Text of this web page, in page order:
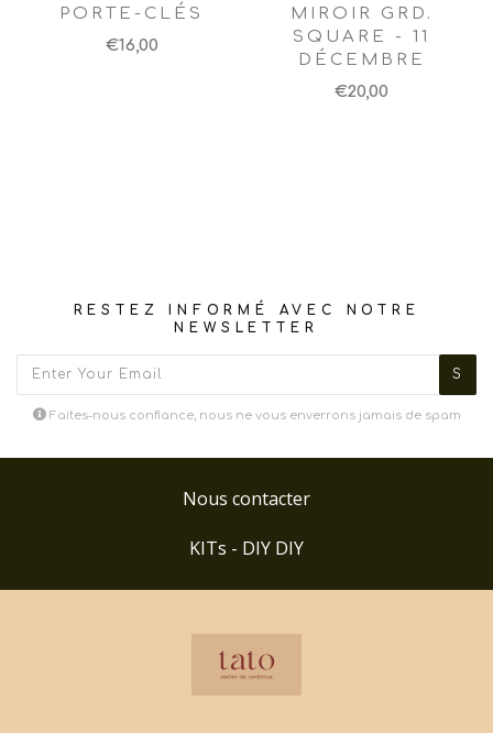
PORTE-CLÉS
€16,00
MIROIR GRD.
SQUARE - 11
DÉCEMBRE
€20,00
RESTEZ INFORMÉ AVEC NOTRE
NEWSLETTER
Faites-nous confiance, nous ne vous enverrons jamais de spam
Nous contacter
KITs - DIY DIY